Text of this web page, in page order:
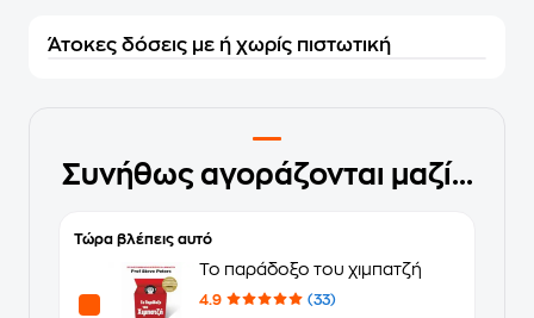
Άτοκες δόσεις με ή χωρίς πιστωτική
Συνήθως αγοράζονται μαζί...
Τώρα βλέπεις αυτό
Το παράδοξο του χιμπατζή
4.9
(33)